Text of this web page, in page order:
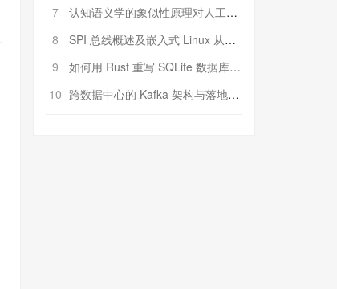
7
认知语义学的象似性原理对人工智能自然语言处理深层语义分析的影响与启示
8
SPI 总线概述及嵌入式 Linux 从属 SPI 设备驱动程序开发（第二部分，实践）
9
如何用 Rust 重写 SQLite 数据库（二）:是否有市场空间？
10 跨数据中心的 Kafka 架构与落地实战